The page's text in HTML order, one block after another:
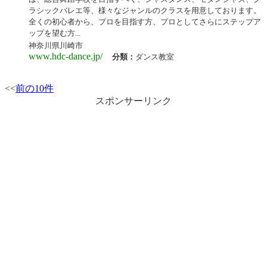
ラシックバレエ等、様々なジャンルのクラスを用意しております。
全くの初心者から、プロを目指す方、プロとしてさらにステップア
ップを望む方...
神奈川県川崎市
www.hdc-dance.jp/ 分類： ダンス教室
<<前の10件
スポンサーリンク